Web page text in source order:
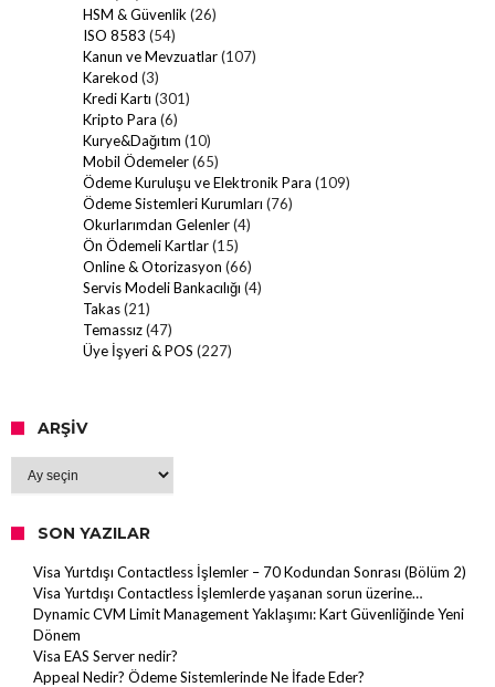
HSM & Güvenlik (26)
ISO 8583 (54)
Kanun ve Mevzuatlar(107)
Karekod (3)
Kredi Kartı (301)
Kripto Para (6)
Kurye&Dağıtım (10)
Mobil Ödemeler(65)
Ödeme Kuruluşu ve Elektronik Para (109)
Ödeme Sistemleri Kurumları (76)
Okurlarımdan Gelenler(4)
Ön Ödemeli Kartlar(15)
Online & Otorizasyon (66)
Servis Modeli Bankacılığı (4)
Takas(21)
Temassız(47)
Üye İşyeri & POS (227)
ARŞIV
SON YAZILAR
Visa Yurtdışı Contactless İşlemler – 70 Kodundan Sonrası (Bölüm 2)
Visa Yurtdışı Contactless İşlemlerde yaşanan sorun üzerine…
Dynamic CVM Limit Management Yaklaşımı: Kart Güvenliğinde Yeni
Dönem
Visa EAS Server nedir?
Appeal Nedir? Ödeme Sistemlerinde Ne İfade Eder?